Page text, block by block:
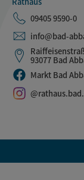
09405 9590-0
info@bad-
93077 Bad
Markt Bad